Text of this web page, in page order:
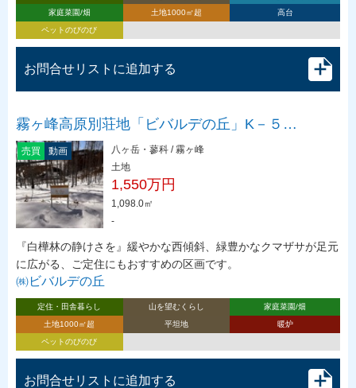
家庭菜園/畑
土地1000㎡超
高台
ペットのびのび
お問合せリストに追加する
霧ヶ峰高原別荘地「ビバルデの丘」K－５…
売買 動画
八ヶ岳・蓼科 / 霧ヶ峰
土地
1,550万円
1,098.0㎡
-
『白樺林の静けさを』緩やかな西傾斜、緑豊かなクマザサが足元
に広がる、ご定住にもおすすめの区画です。
㈱ビバルデの丘
定住・田舎暮らし 山を望むくらし
家庭菜園/畑
土地1000㎡超
平坦地
暖炉
ペットのびのび
お問合せリストに追加する